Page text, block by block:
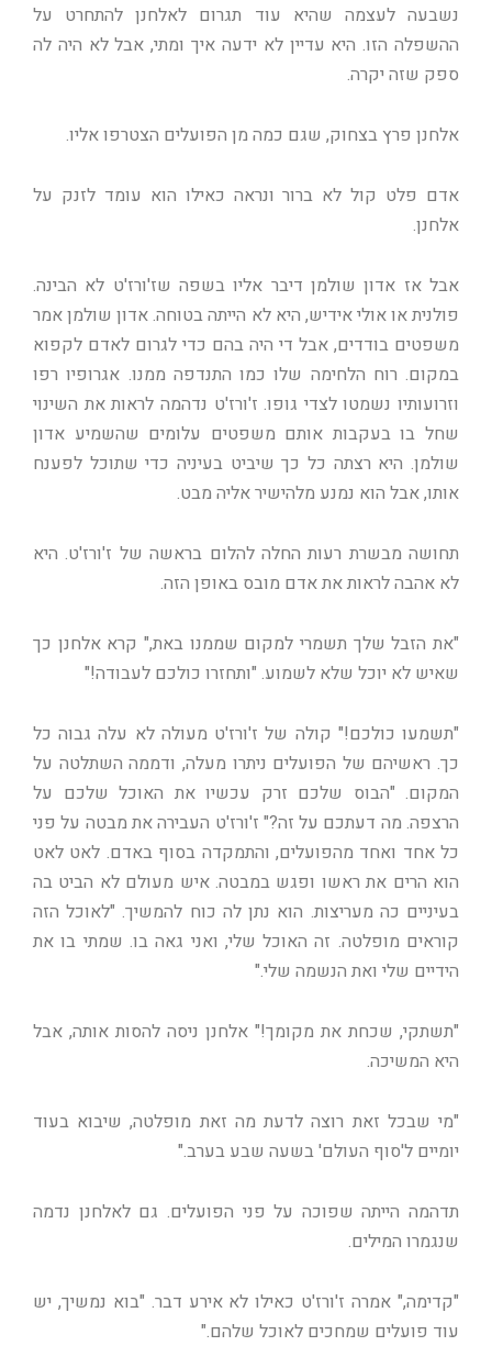
נשבעה לעצמה שהיא עוד תגרום לאלחנן להתחרט על
ההשפלה הזו. היא עדיין לא ידעה איך ומתי, אבל לא היה לה
ספק שזה יקרה.
אלחנן פרץ בצחוק, שגם כמה מן הפועלים הצטרפו אליו.
אדם פלט קול לא ברור ונראה כאילו הוא עומד לזנק על
אלחנן.
אבל אז אדון שולמן דיבר אליו בשפה שז'ורז'ט לא הבינה.
פולנית או אולי אידיש, היא לא הייתה בטוחה. אדון שולמן אמר
משפטים בודדים, אבל די היה בהם כדי לגרום לאדם לקפוא
במקום. רוח הלחימה שלו כמו התנדפה ממנו. אגרופיו רפו
וזרועותיו נשמטו לצדי גופו. ז'ורז'ט נדהמה לראות את השינוי
שחל בו בעקבות אותם משפטים עלומים שהשמיע אדון
שולמן. היא רצתה כל כך שיביט בעיניה כדי שתוכל לפענח
אותו, אבל הוא נמנע מלהישיר אליה מבט.
תחושה מבשרת רעות החלה להלום בראשה של ז'ורז'ט. היא
לא אהבה לראות את אדם מובס באופן הזה.
"את הזבל שלך תשמרי למקום שממנו באת," קרא אלחנן כך
שאיש לא יוכל שלא לשמוע. "ותחזרו כולכם לעבודה!"
"תשמעו כולכם!" קולה של ז'ורז'ט מעולה לא עלה גבוה כל
כך. ראשיהם של הפועלים ניתרו מעלה, ודממה השתלטה על
המקום. "הבוס שלכם זרק עכשיו את האוכל שלכם על
הרצפה. מה דעתכם על זה?" ז'ורז'ט העבירה את מבטה על פני
כל אחד ואחד מהפועלים, והתמקדה בסוף באדם. לאט לאט
הוא הרים את ראשו ופגש במבטה. איש מעולם לא הביט בה
בעיניים כה מעריצות. הוא נתן לה כוח להמשיך. "לאוכל הזה
קוראים מופלטה. זה האוכל שלי, ואני גאה בו. שמתי בו את
הידיים שלי ואת הנשמה שלי."
"תשתקי, שכחת את מקומך!" אלחנן ניסה להסות אותה, אבל
היא המשיכה.
"מי שבכל זאת רוצה לדעת מה זאת מופלטה, שיבוא בעוד
יומיים ל'סוף העולם' בשעה שבע בערב."
תדהמה הייתה שפוכה על פני הפועלים. גם לאלחנן נדמה
שנגמרו המילים.
"קדימה," אמרה ז'ורז'ט כאילו לא אירע דבר. "בוא נמשיך, יש
עוד פועלים שמחכים לאוכל שלהם."